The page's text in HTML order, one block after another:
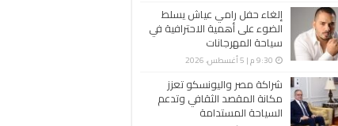
إلغاء حفل رامي عياش يسلط
الضوء على أهمية الاحترافية في
سياحة المهرجانات
9:30 م | 5 أغسطس، 2026
شراكة مصر واليونسكو تعزز
مكانة المقصد الثقافي وتدعم
السياحة المستدامة